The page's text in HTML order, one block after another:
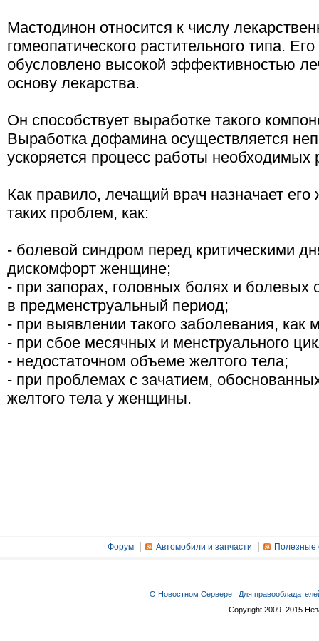
Мастодинон относится к числу
гомеопатического растительного типа.
обусловлено высокой эффективностью
основу лекарства.
Он способствует выработке такого
Выработка дофамина осуществляется
ускоряется процесс работы
Как правило, лечащий врач назначает
таких проблем, как:
- болевой синдром перед критическими
дискомфорт женщине;
- при запорах, головных болях и
в предменструальный период;
- при выявлении такого заболевания, как
- при сбое месячных и менструального
- недостаточном объеме желтого тела;
- при проблемах с зачатием,
желтого тела у женщины.
Форум Автомобили и запчасти Полезные
О Новостном Сервере
Для
Copyright 2009–2015